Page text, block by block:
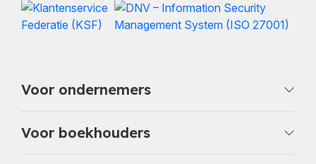
Voor ondernemers
Voor boekhouders